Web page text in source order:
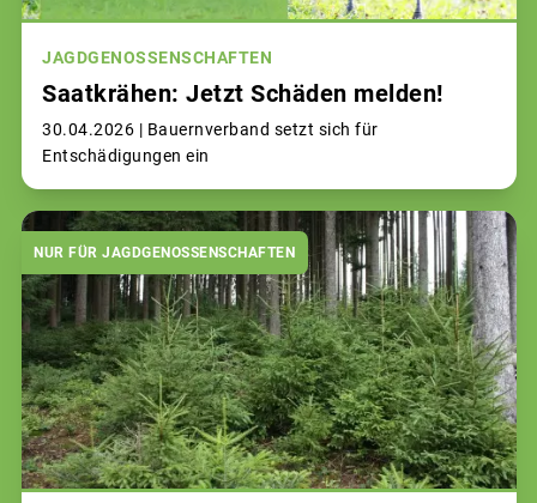
JAGDGENOSSENSCHAFTEN
Saatkrähen: Jetzt Schäden melden!
30.04.2026 | Bauernverband setzt sich für
Entschädigungen ein
NUR FÜR JAGDGENOSSENSCHAFTEN